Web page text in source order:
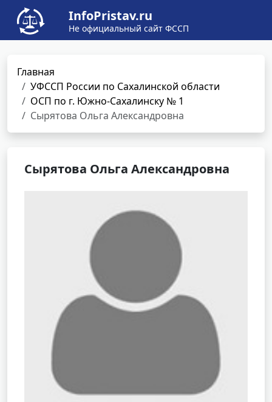
InfoPristav.ru
Не официальный сайт ФССП
Главная
УФССП России по Сахалинской области
ОСП по г. Южно-Сахалинску № 1
Сырятова Ольга Александровна
Сырятова Ольга Александровна